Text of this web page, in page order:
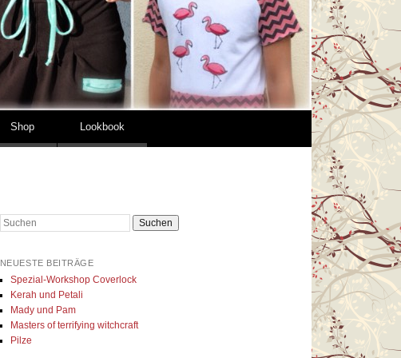
Shop Lookbook
Suchen
NEUESTE BEITRÄGE
Spezial-Workshop Coverlock
Kerah und Petali
Mady und Pam
Masters of terrifying witchcraft
Pilze